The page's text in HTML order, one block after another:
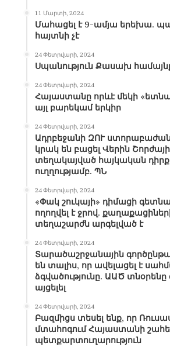
11 Մարտի, 2024
Մահացել է 9-ամյա երեխա.
հայտնի չէ
24 Փետրվարի, 2024
Սպանություն Քասախ
24 Փետրվարի, 2024
Հայաստանը որևէ մեկի
այլ բարեկամ երկիր
24 Փետրվարի, 2024
Ադրբեջանի ԶՈՒ
կրակ են բացել Վերին
տեղակայված հայկական
ուղղությամբ. ՊՆ
24 Փետրվարի, 2024
«Փակ շուկայի» դիմացի
ողողվել է ջրով.
տեղաշարժն արգելված է
24 Փետրվարի, 2024
Տարածաշրջանային
են տալիս, որ ավելացել է
ձգվածությունը. ԱԱԾ
այցելել
24 Փետրվարի, 2024
Բազմիցս տեսել ենք, որ
մտահոգում Հայաստանի
պետքարտուղարություն